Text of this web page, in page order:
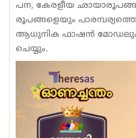
പന, കേരളീയ
രൂപങ്ങളെയും
ആധുനിക ഫാഷൻ
ചെയ്യും.